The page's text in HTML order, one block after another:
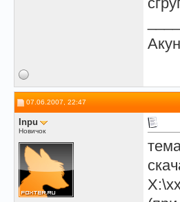
07.06.2007, 22:47
Inpu
Новичок